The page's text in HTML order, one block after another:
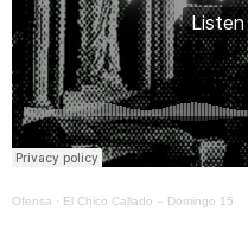
Ofensa · El Chico Callado – Domingo 15